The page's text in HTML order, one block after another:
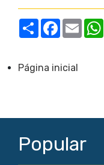
S
h
F
b
o
E
m
Página inicial
Popular